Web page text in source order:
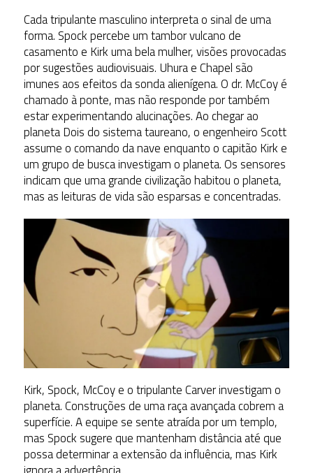
Cada tripulante masculino interpreta o sinal de uma
forma. Spock percebe um tambor vulcano de
casamento e Kirk uma bela mulher, visões provocadas
por sugestões audiovisuais. Uhura e Chapel são
imunes aos efeitos da sonda alienígena. O dr. McCoy é
chamado à ponte, mas não responde por também
estar experimentando alucinações. Ao chegar ao
planeta Dois do sistema taureano, o engenheiro Scott
assume o comando da nave enquanto o capitão Kirk e
um grupo de busca investigam o planeta. Os sensores
indicam que uma grande civilização habitou o planeta,
mas as leituras de vida são esparsas e concentradas.
Kirk, Spock, McCoy e o tripulante Carver investigam o
planeta. Construções de uma raça avançada cobrem a
superfície. A equipe se sente atraída por um templo,
mas Spock sugere que mantenham distância até que
possa determinar a extensão da influência, mas Kirk